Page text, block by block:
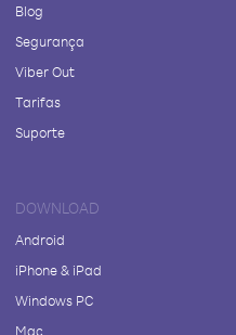
Blog
Segurança
Viber Out
Tarifas
Suporte
DOWNLOAD
Android
iPhone & iPad
Windows PC
Mac